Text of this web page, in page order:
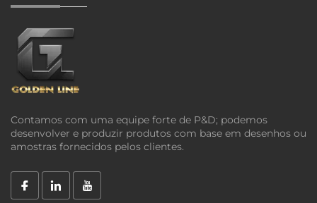
Contamos com uma equipe forte de P&D; podemos
desenvolver e produzir produtos com base em desenhos ou
amostras fornecidos pelos clientes.